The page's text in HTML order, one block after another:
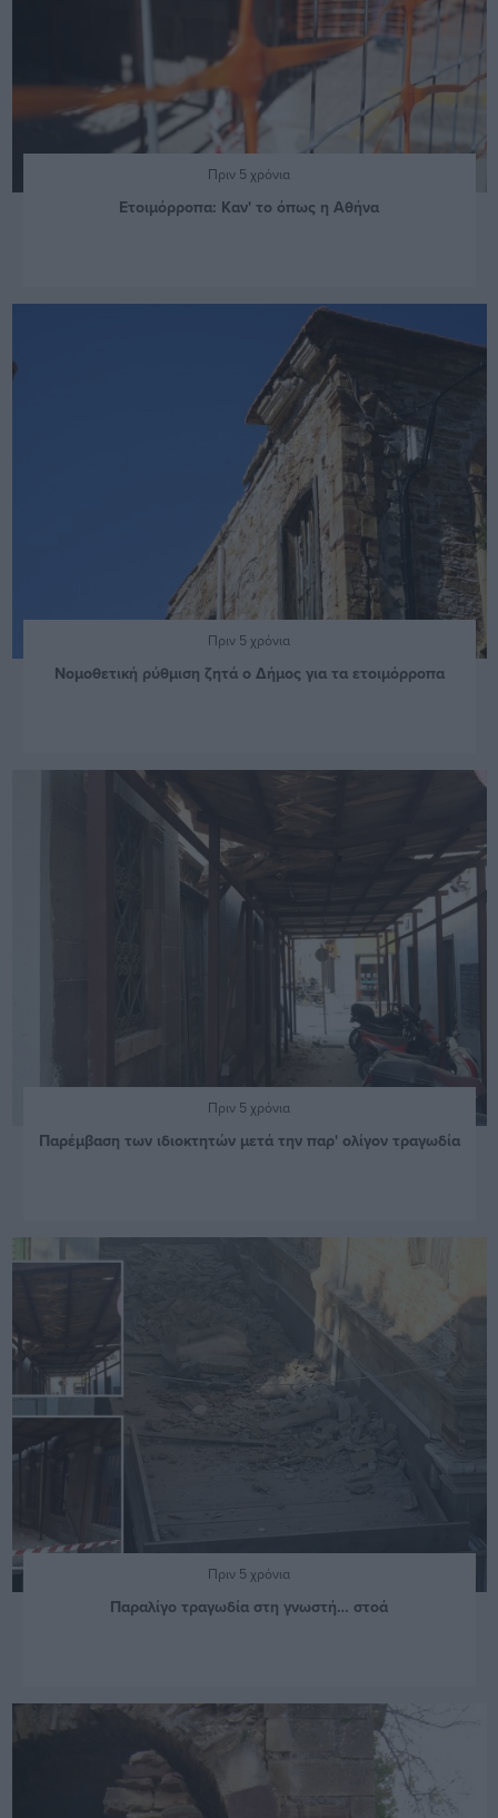
Πριν 5 χρόνια
Ετοιμόρροπα: Καν' το όπως η Αθήνα
Πριν 5 χρόνια
Νομοθετική ρύθμιση ζητά ο Δήμος για τα ετοιμόρροπα
Πριν 5 χρόνια
Παρέμβαση των ιδιοκτητών μετά την παρ' ολίγον τραγωδία
Πριν 5 χρόνια
Παραλίγο τραγωδία στη γνωστή… στοά